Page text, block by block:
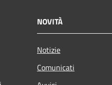
NOVITÀ
Notizie
Comunicati